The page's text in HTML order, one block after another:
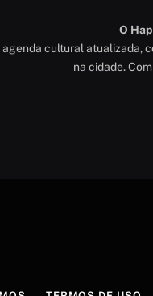
O
cultural atualizada,
na cidade.